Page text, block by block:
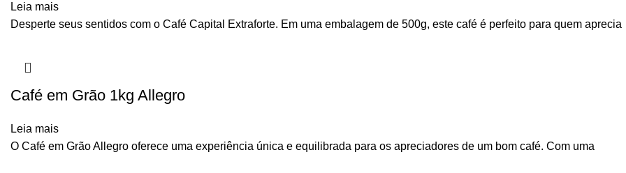
Leia mais
Desperte seus sentidos com o Café Capital Extraforte. Em uma embalagem de 500g, este café é perfeito para quem aprecia
Café em Grão 1kg Allegro
Leia mais
O Café em Grão Allegro oferece uma experiência única e equilibrada para os apreciadores de um bom café. Com uma